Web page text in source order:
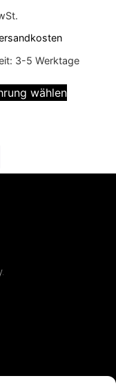
3-5 Werktage
wählen